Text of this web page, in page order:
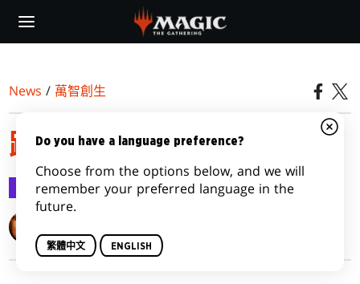
main
News / 萬智創生
踏入柏德之門，第二部
萬智創生 2022-05-30
Do you have a language preference?
Choose from the options below, and we will
remember your preferred language in the
future.
繁體中文 ENGLISH